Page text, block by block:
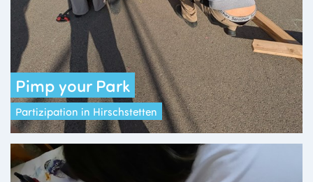
Pimp your Park
Partizipation in Hirschstetten